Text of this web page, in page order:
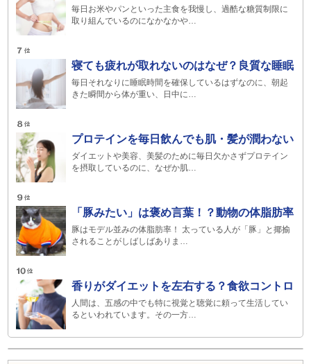
毎日お米やパンといった主食を我慢し、過酷な糖質制限に
取り組んでいるのになかなかや…
寝ても疲れが取れないのはなぜ？良質な睡眠
毎日それなりに睡眠時間を確保しているはずなのに、朝起
きた瞬間から体が重い、日中に…
プロテインを毎日飲んでも肌・髪が潤わない
ダイエットや美容、美髪のために毎日欠かさずプロテイン
を摂取しているのに、なぜか肌…
「豚みたい」は褒め言葉！？動物の体脂肪率
豚はモデル並みの体脂肪率！ 太っている人が「豚」と揶揄
されることがしばしばありま…
香りがダイエットを左右する？食欲コントロ
人間は、五感の中でも特に視覚と聴覚に頼って生活してい
るといわれています。その一方…